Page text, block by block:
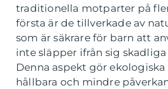
traditionella motparter på
första är de tillverkade av
som är säkrare för barn att
inte släpper ifrån sig
Denna aspekt gör
hållbara och mindre